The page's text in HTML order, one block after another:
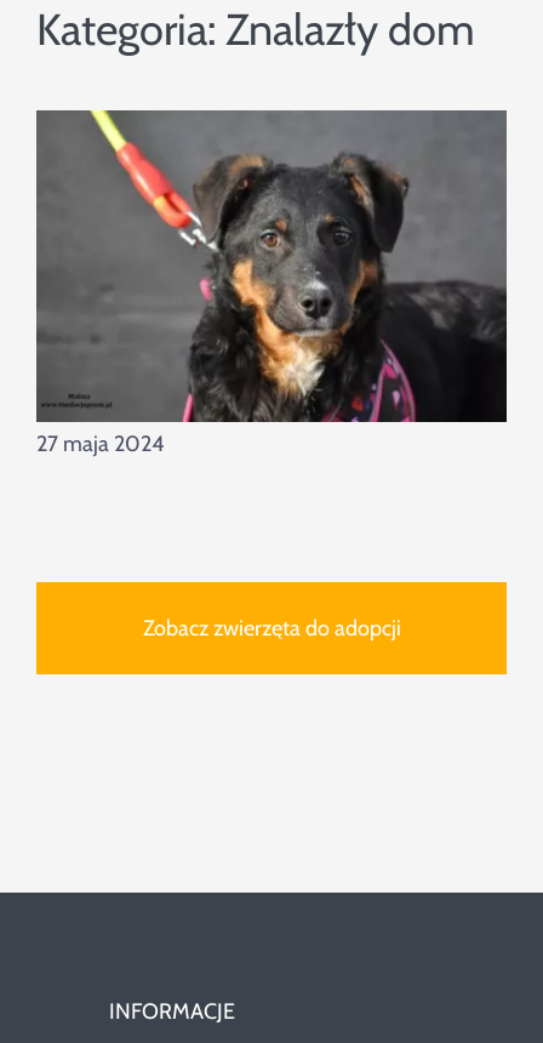
Kategoria: Znalazły dom
27 maja 2024
Zobacz zwierzęta do adopcji
INFORMACJE